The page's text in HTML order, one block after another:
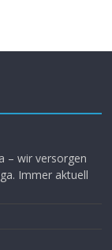
– wir versorgen
Immer aktuell